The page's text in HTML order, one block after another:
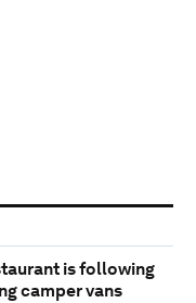
is following
camper vans